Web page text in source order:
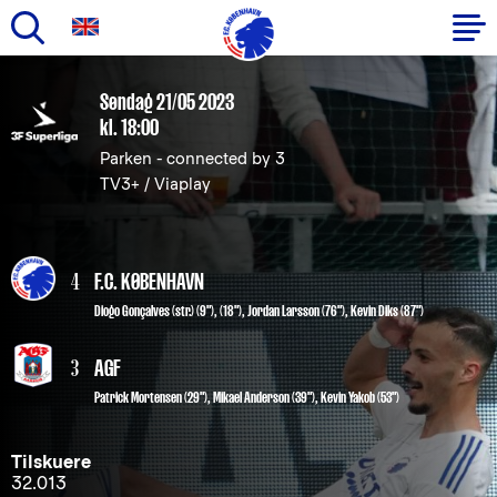
hovedindhold
Primær
navigation
Søndag 21/05 2023
kl. 18:00
Parken - connected by 3
TV3+ / Viaplay
4 F.C. KØBENHAVN
Diogo Gonçalves(str.) (9"), (18"),Jordan Larsson(76"),Kevin Diks(87")
3 AGF
Patrick Mortensen (29"),Mikael Anderson (39"),Kevin Yakob (53")
Tilskuere
32.013